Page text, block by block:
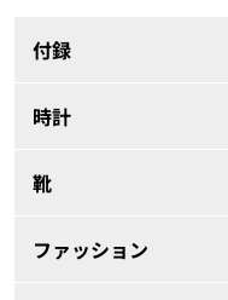
付録
時計
靴
ファッション